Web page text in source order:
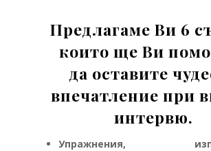
Предлагаме Ви 6
които ще Ви
да оставите
впечатление при
интервю.
Упражнения,